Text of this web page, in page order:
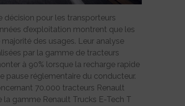
décision pour les transporteurs
d’exploitation montrent que les
des usages. Leur analyse
par la gamme de tracteurs
à 90% lorsque la recharge rapide
pause réglementaire du conducteur.
70.000 tracteurs Renault
la gamme Renault Trucks E-Tech T